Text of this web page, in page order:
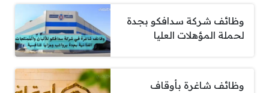
وظائف شركة سدافكو بجدة
لحملة المؤهلات العليا
وظائف شاغرة بأوقاف